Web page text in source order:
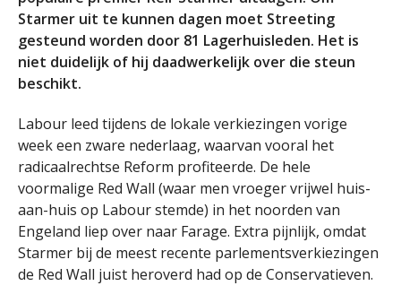
Starmer uit te kunnen dagen moet Streeting
gesteund worden door 81 Lagerhuisleden. Het is
niet duidelijk of hij daadwerkelijk over die steun
beschikt.
Labour leed tijdens de lokale verkiezingen vorige
week een zware nederlaag, waarvan vooral het
radicaalrechtse Reform profiteerde. De hele
voormalige Red Wall (waar men vroeger vrijwel huis-
aan-huis op Labour stemde) in het noorden van
Engeland liep over naar Farage. Extra pijnlijk, omdat
Starmer bij de meest recente parlementsverkiezingen
de Red Wall juist heroverd had op de Conservatieven.